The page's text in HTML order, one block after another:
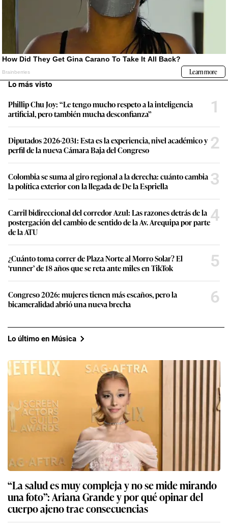
Lo más visto
Phillip Chu Joy: “Le tengo mucho respeto a la inteligencia
artificial, pero también mucha desconfianza”
1
Diputados 2026-2031: Esta es la experiencia, nivel académico y
perfil de la nueva Cámara Baja del Congreso
2
Colombia se suma al giro regional a la derecha: cuánto cambia
la política exterior con la llegada de De la Espriella
3
Carril bidireccional del corredor Azul: Las razones detrás de la
postergación del cambio de sentido de la Av. Arequipa por parte
de la ATU
4
¿Cuánto toma correr de Plaza Norte al Morro Solar? El
‘runner’ de 18 años que se reta ante miles en TikTok
5
Congreso 2026: mujeres tienen más escaños, pero la
bicameralidad abrió una nueva brecha
6
Lo último en Música
“La salud es muy compleja y no se mide mirando
una foto”: Ariana Grande y por qué opinar del
cuerpo ajeno trae consecuencias